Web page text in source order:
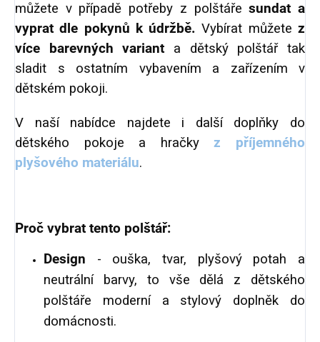
můžete v případě potřeby z polštářesundat a
vyprat dle pokynů k údržbě. Vybírat můžete z
více barevných variant a dětský polštář tak
sladit s ostatním vybavením a zařízením v
dětském pokoji.
V naší nabídce najdete i další doplňky do
dětského pokoje a hračkyz příjemného
plyšového materiálu.
Proč vybrat tento polštář:
Design - ouška, tvar, plyšový potah a
neutrální barvy, to vše dělá z dětského
polštáře moderní a stylový doplněk do
domácnosti.